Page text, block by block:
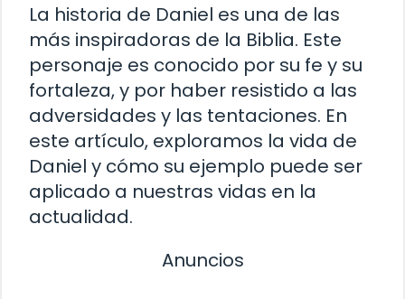
La historia de Daniel es una de las
más inspiradoras de la Biblia. Este
personaje es conocido por su fe y su
fortaleza, y por haber resistido a las
adversidades y las tentaciones. En
este artículo, exploramos la vida de
Daniel y cómo su ejemplo puede ser
aplicado a nuestras vidas en la
actualidad.
Anuncios